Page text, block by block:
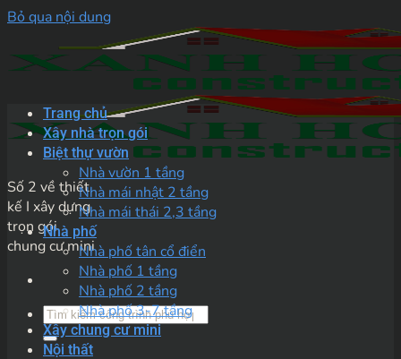
Bỏ qua nội dung
Số 2 về thiết
kế I xây dựng
trọn gói
chung cư mini
Trang chủ
Xây nhà trọn gói
Biệt thự vườn
Nhà vườn 1 tầng
Nhà mái nhật 2 tầng
Nhà mái thái 2,3 tầng
Nhà phố
Nhà phố tân cổ điển
Nhà phố 1 tầng
Nhà phố 2 tầng
Nhà phố 3-7 tầng
Xây chung cư mini
Nội thất